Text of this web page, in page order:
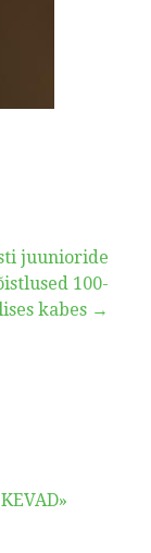
juunioride
100-
kabes →